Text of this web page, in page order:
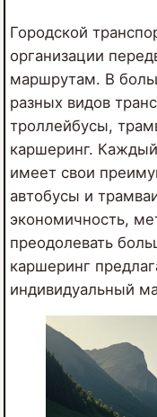
Городской
организации
маршрутам. В
разных видов
троллейбусы,
каршеринг. Каждый
имеет свои
автобусы и
экономичность,
преодолевать
каршеринг
индивидуальный